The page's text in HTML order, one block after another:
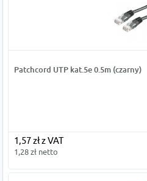
Patchcord UTP kat.5e 0.5m (czarny)
1,57 zł z VAT
1,28 zł netto